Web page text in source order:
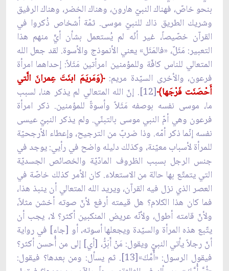
بنحو خاصّ، فهناك النبيّ هارون، وهناك الخضر، وهناك الرفيق
وشريك الطريق ذاك للنبيّ موسى. ثمّة أشخاص ذُكروا في
القرآن خصّيصاً، غير أنّه لم يُستعمل بشأن أيٍّ منهم هذا
التعبير: مَثَلٌ، «فالمَثَل» يعني الأنموذج والأسوة. لقد جعل الله
المتعالي للناس كافّة وللمؤمنين امرأتين مَثَلاً: إحداهما امرأة
فرعون، والأخرى السيّدة مريم:﴿وَمَريَمَ ابنَتَ عِمرانَ الَّتي
أَحْصَنَت فَرْجَها﴾
[12]. إنّ الله المتعالي لم يذكر هنا، لسبب
ما، موسى نفسه بوصفه مَثَلاً وأسوةً للمؤمنين. ذكر امرأة
فرعون وهي أمّ النبي موسى بالتبنّي. ولم يذكر النبيّ عيسى
نفسه إنّما ذكر أمّه. وذا ضربٌ من الترجيح، وإعطاء الأرجحيّة
للمرأة لأسباب معيّنة، وكذلك دليله واضح في رأيي: يوجد في
جنس الرجل بسبب الظروف المادّيّة والخصائص الجسديّة
التي يتمتّع بها حالة من الاستعلاء. كان الأمر كذلك خاصّة في
العصر الذي نزل فيه القرآن، ويريد الله المتعالي أن ينبذ هذا،
فما كان هذا الكلام؟ هل قيمته أرفع لأنّ صوته أخشن مثلاً،
ولأنّ قامته أطول، ولأنّه عريض المنكبين أكثر؟ لا، يجب أن
يتّبع هذه المرأة والسيّدة ويجعلها أسوته، أو [جاء] في رواية
أنّ رجلاً يأتي النبيّ ويقول: مَنْ أَبَرُّ، [أي] إلى من أُحسن أكثر؟
فيقول الرسول: «أُمَّكَ»[13]. ثم يسأل: ومن بعدها؟ فيقول: